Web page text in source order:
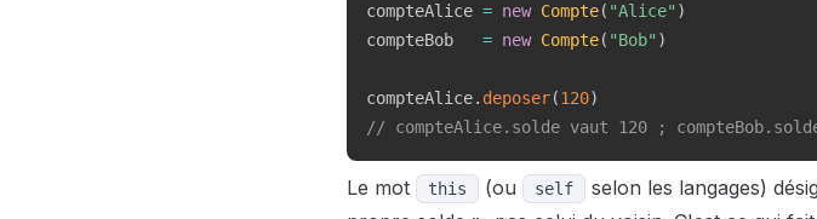
compteAlice = new Compte( "Alice" )
compteBob = new Compte( "Bob" )
compteAlice. deposer(120)
// compteAlice.solde vaut 120 ;
Le mot this (ou self selon les langages)